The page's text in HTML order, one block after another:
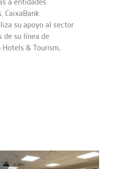
CaixaBank
su apoyo al sector
de su línea de
Hotels & Tourism,